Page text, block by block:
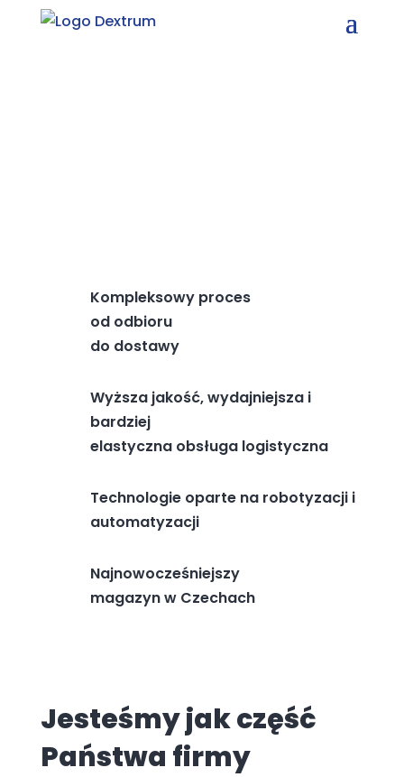
Kompleksowy proces
od odbioru
do dostawy
Wyższa jakość, wydajniejsza i
bardziej
elastyczna obsługa logistyczna
Technologie oparte na robotyzacji i
automatyzacji
Najnowocześniejszy
magazyn w Czechach
Jesteśmy jak część
Państwa firmy